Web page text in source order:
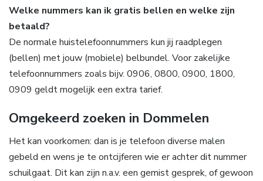
Welke nummers kan ik gratis bellen en welke zijn
betaald?
De normale huistelefoonnummers kun jij raadplegen
(bellen) met jouw (mobiele) belbundel. Voor zakelijke
telefoonnummers zoals bijv. 0906, 0800, 0900, 1800,
0909 geldt mogelijk een extra tarief.
Omgekeerd zoeken in Dommelen
Het kan voorkomen: dan is je telefoon diverse malen
gebeld en wens je te ontcijferen wie er achter dit nummer
schuilgaat. Dit kan zijn n.a.v. een gemist gesprek, of gewoon